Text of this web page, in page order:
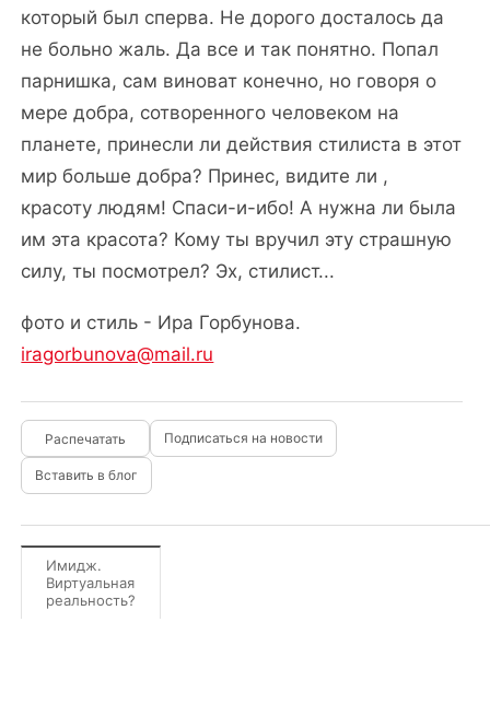
который был сперва. Не дорого досталось да
не больно жаль. Да все и так понятно. Попал
парнишка, сам виноват конечно, но говоря о
мере добра, сотворенного человеком на
планете, принесли ли действия стилиста в этот
мир больше добра? Принес, видите ли ,
красоту людям! Спаси-и-ибо! А нужна ли была
им эта красота? Кому ты вручил эту страшную
силу, ты посмотрел? Эх, стилист...
фото и стиль - Ира Горбунова.
iragorbunova@mail.ru
Подписаться на новости
Вставить в блог
Имидж.
Виртуальная
реальность?